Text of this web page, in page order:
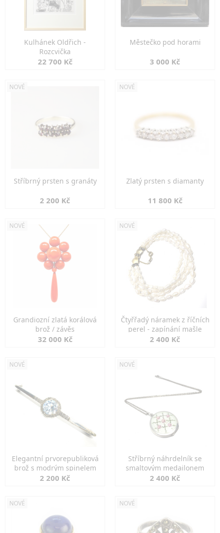
Kulhánek Oldřich -
Rozcvička
22 700 Kč
Městečko pod horami
3 000 Kč
NOVÉ
Stříbrný prsten s granáty
2 200 Kč
NOVÉ
Zlatý prsten s diamanty
11 800 Kč
NOVÉ
Grandiozní zlatá korálová
brož / závěs
32 000 Kč
NOVÉ
Čtyřřadý náramek z říčních
perel - zapínání mašle
2 400 Kč
NOVÉ
Elegantní prvorepubliková
brož s modrým spinelem
2 200 Kč
NOVÉ
Stříbrný náhrdelník se
smaltovým medailonem
2 400 Kč
NOVÉ NOVÉ